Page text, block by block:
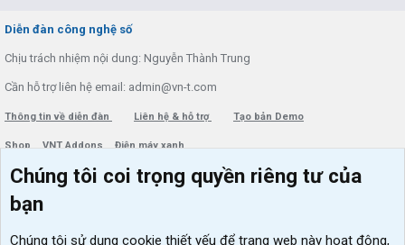
Diễn đàn công nghệ số
Chịu trách nhiệm nội dung: Nguyễn Thành Trung
Cần hỗ trợ liên hệ email: admin@vn-t.com
Thông tin về diễn đàn Liên hệ & hỗ trợ Tạo bản Demo
Shop VNT Addons Điện máy xanh
Menu thành viên
Đăng nhập
Diễn đàn
Kích hoạt Windows/ Office miễn phí
Chúng tôi coi trọng quyền riêng tư của
bạn
Chúng tôi sử dụng cookie thiết yếu để trang web này hoạt động,